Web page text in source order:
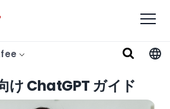
け ChatGPT ガイド